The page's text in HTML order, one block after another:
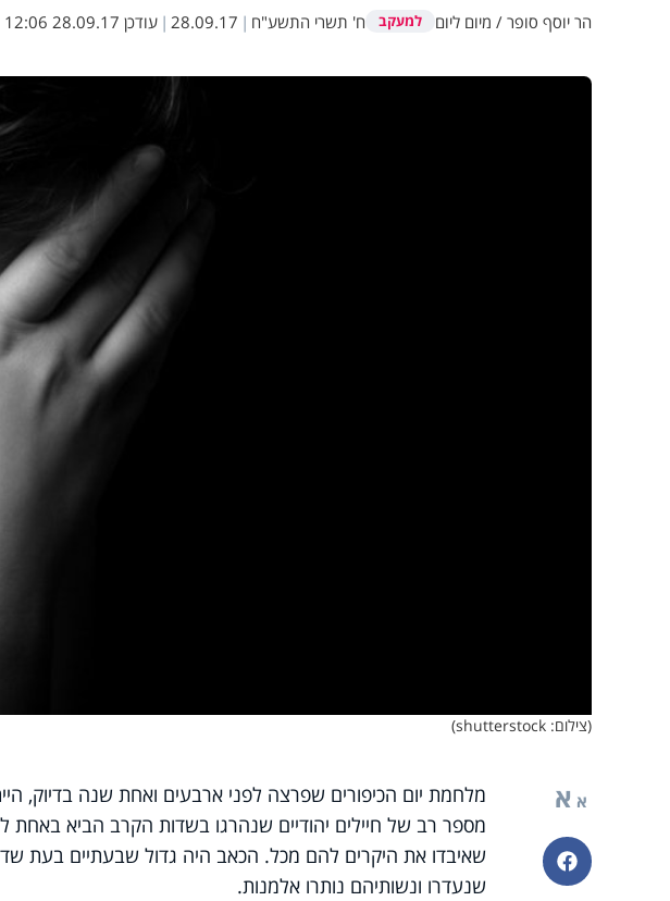
הר יוסף סופר / מיום ליום למעקב ח' תשרי התשע"ח |
28.09.17
| עודכן 28.09.17 12:06
(צילום: shutterstock)
א א
פייסבוק
מלחמת יום הכיפורים שפרצה לפני ארבעים ואחת שנה בדיוק,
מספר רב של חיילים יהודיים שנהרגו בשדות הקרב הביא באחת
שאיבדו את היקרים להם מכל. הכאב היה גדול שבעתיים בעת
שנעדרו ונשותיהם נותרו אלמנות.